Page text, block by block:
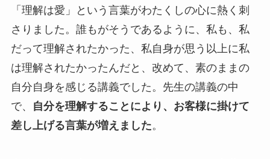
「理解は愛」という言葉がわたくしの心に熱く刺
さりました。誰もがそうであるように、私も、私
だって理解されたかった、私自身が思う以上に私
は理解されたかったんだと、改めて、素のままの
自分自身を感じる講義でした。先生の講義の中
で、
自分を理解することにより、お客様に掛けて
差し上げる言葉が増えました。